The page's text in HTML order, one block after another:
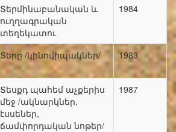
Տերմինաբանական և
ուղղագրական
տեղեկատու
1984
Տերը /կինովիպակներ/ 1983
Տեսքդ պահեմ աչքերիս
մեջ /ակնարկներ,
էսսեներ,
ճամփորդական նոթեր/
1987